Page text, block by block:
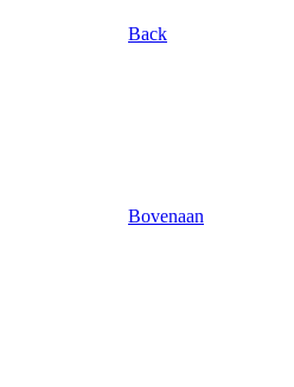
Back
Bovenaan